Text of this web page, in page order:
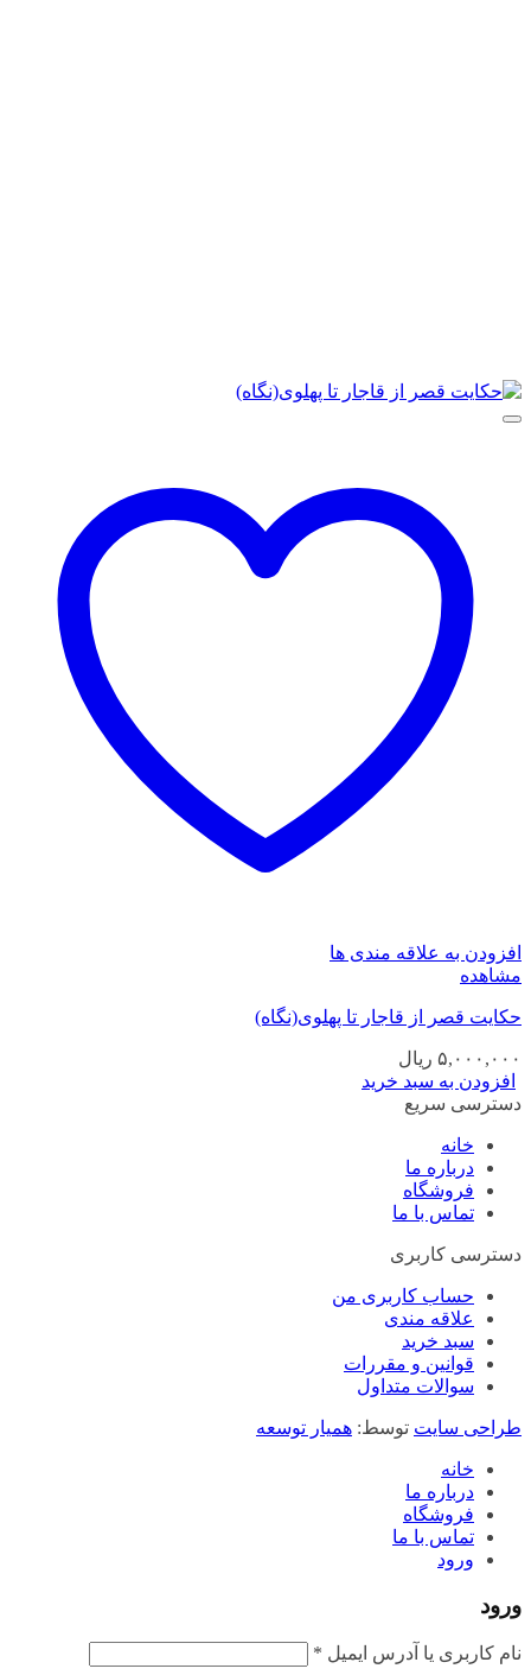
افزودن به علاقه مندی ها
مشاهده
حکایت قصر از قاجار تا پهلوی(نگاه)
۵,۰۰۰,۰۰۰ ریال
افزودن به سبد خرید
دسترسی سریع
خانه
درباره ما
فروشگاه
تماس با ما
دسترسی کاربری
حساب کاربری من
علاقه مندی
سبد خرید
قوانین و مقررات
سوالات متداول
طراحی سایت توسط: همیار توسعه
خانه
درباره ما
فروشگاه
تماس با ما
ورود
ورود
نام کاربری یا آدرس ایمیل *